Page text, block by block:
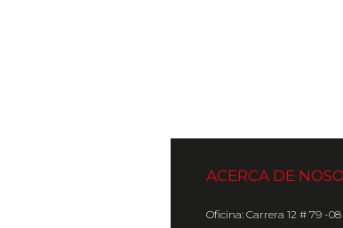
ACERCA DE
Oficina: Carrera 12 # 79 -